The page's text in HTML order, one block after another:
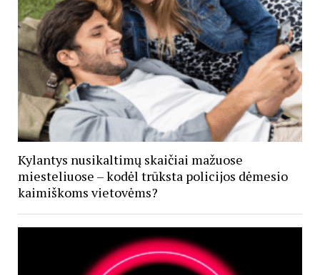
Kylantys nusikaltimų skaičiai mažuose
miesteliuose – kodėl trūksta policijos dėmesio
kaimiškoms vietovėms?